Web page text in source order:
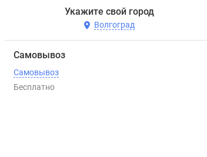
Укажите свой город
Волгоград
Самовывоз
Самовывоз
Бесплатно